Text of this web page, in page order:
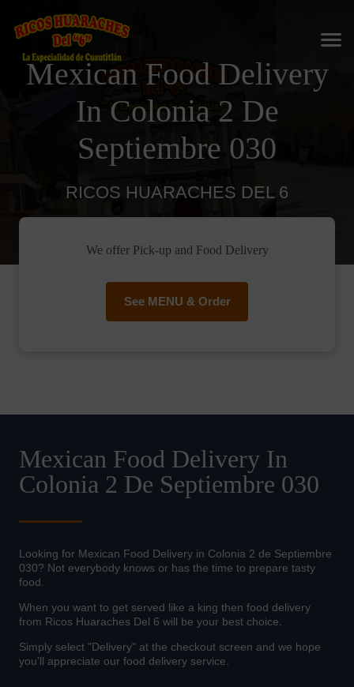
Mexican Food Delivery
In Colonia 2 De
Septiembre 030
RICOS HUARACHES DEL 6
We offer Pick-up and Food Delivery
See MENU & Order
Mexican Food Delivery In
Colonia 2 De Septiembre 030
Looking for Mexican Food Delivery in Colonia 2 de Septiembre
030? Not everybody knows or has the time to prepare tasty
food.
When you want to get served like a king then food delivery
from Ricos Huaraches Del 6 will be your best choice.
Simply select "Delivery" at the checkout screen and we hope
you'll appreciate our food delivery service.